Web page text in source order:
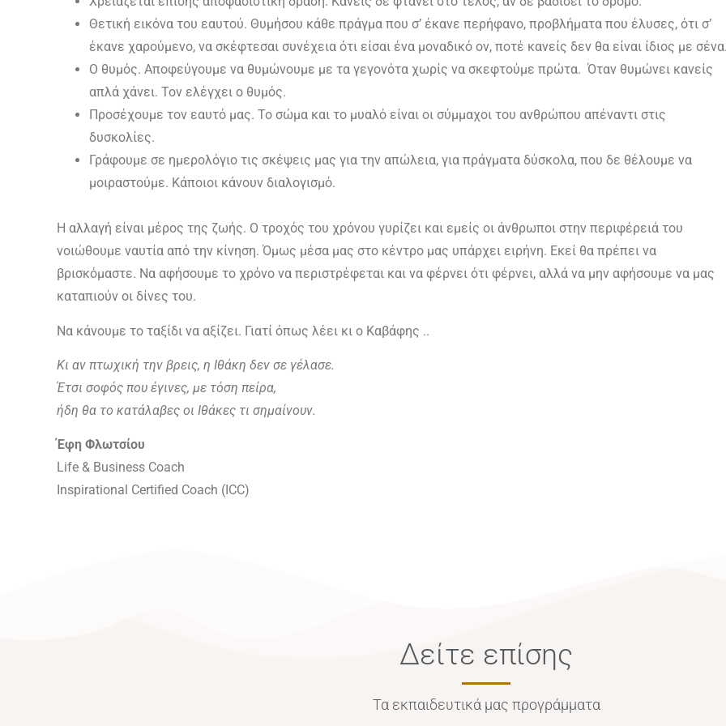
Θετική εικόνα του εαυτού. Θυμήσου κάθε πράγμα που σ’ έκανε περήφανο, προβλήματα που έλυσες, ότι σ’
έκανε χαρούμενο, να σκέφτεσαι συνέχεια ότι είσαι ένα μοναδικό ον, ποτέ κανείς δεν θα είναι ίδιος με
Ο θυμός. Αποφεύγουμε να θυμώνουμε με τα γεγονότα χωρίς να σκεφτούμε πρώτα. Όταν θυμώνει κανείς
απλά χάνει. Τον ελέγχει ο θυμός.
Προσέχουμε τον εαυτό μας. Το σώμα και το μυαλό είναι οι σύμμαχοι του ανθρώπου απέναντι στις
δυσκολίες.
Γράφουμε σε ημερολόγιο τις σκέψεις μας για την απώλεια, για πράγματα δύσκολα, που δε θέλουμε να
μοιραστούμε. Κάποιοι κάνουν διαλογισμό.
Η αλλαγή είναι μέρος της ζωής. Ο τροχός του χρόνου γυρίζει και εμείς οι άνθρωποι στην περιφέρειά του
νοιώθουμε ναυτία από την κίνηση. Όμως μέσα μας στο κέντρο μας υπάρχει ειρήνη. Εκεί θα πρέπει να
βρισκόμαστε. Να αφήσουμε το χρόνο να περιστρέφεται και να φέρνει ότι φέρνει, αλλά να μην αφήσουμε να μας
καταπιούν οι δίνες του.
Να κάνουμε το ταξίδι να αξίζει. Γιατί όπως λέει κι ο Καβάφης ..
Κι αν πτωχική την βρεις, η Ιθάκη δεν σε γέλασε.
Έτσι σοφός που έγινες, με τόση πείρα,
ήδη θα το κατάλαβες οι Ιθάκες τι σημαίνουν.
Έφη Φλωτσίου
Life & Business Coach
Inspirational Certified Coach (ICC)
Δείτε επίσης
Τα εκπαιδευτικά μας προγράμματα